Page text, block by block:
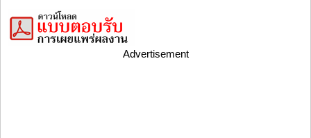
Advertisement